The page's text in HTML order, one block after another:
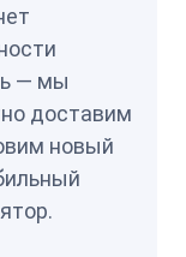
— мы
доставим
новый